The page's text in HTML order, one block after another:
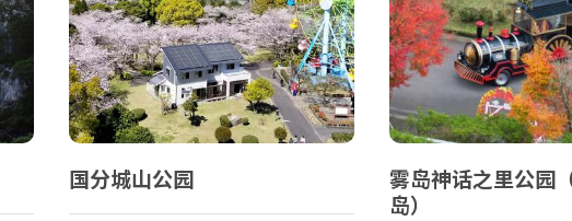
国分城山公园
雾岛神话之里公园
岛）